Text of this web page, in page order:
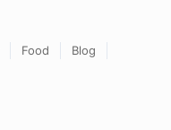
Food
Blog